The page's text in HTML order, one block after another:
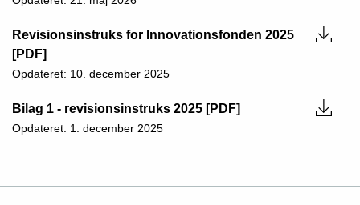
Revisionsinstruks for Innovationsfonden 2025
[PDF]
Opdateret: 10. december 2025
Bilag 1 - revisionsinstruks 2025 [PDF]
Opdateret: 1. december 2025